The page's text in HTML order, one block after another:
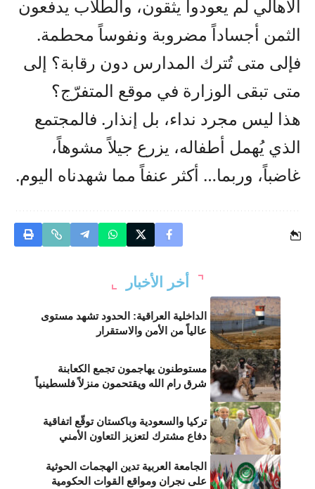
الأهالي لم يعودوا يثقون، والطلاب يدفعون
الثمن أجساداً مضروبة ونفوساً محطمة.
فإلى متى تُترك المدارس دون رقابة؟ إلى
متى تبقى الوزارة في موقع المتفرّج؟
هذا ليس مجرد نداء، بل إنذار. فالمجتمع
الذي يُهمل أطفاله، يزرع جيلاً مشوهاً،
غاضباً، وربما… أكثر عنفاً مما شهدناه اليوم.
أخر الأخبار
الداخلية العراقية: الحدود تشهد مستوى
عالياً من الأمن والاستقرار
مستوطنون يهاجمون تجمع الكعابنة
شرق رام الله ويقتحمون منزلاً فلسطينياً
تركيا والسعودية وباكستان توقّع اتفاقية
دفاع مشترك لتعزيز التعاون الأمني
الجامعة العربية تدين الهجمات الحوثية
على نجران ومواقع القوات الحكومية